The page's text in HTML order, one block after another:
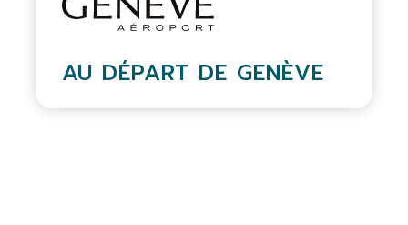
AU DÉPART DE GENÈVE